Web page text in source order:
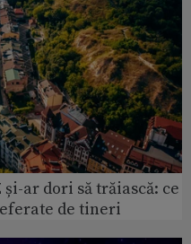
ar dori să trăiască: ce
de tineri